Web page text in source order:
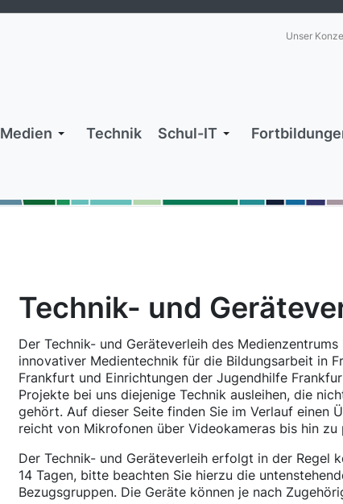
Unser
Medien Technik Schul-IT
Technik- und
Der Technik- und Geräteverleih des
innovativer Medientechnik für die Bildungsarbeit in
Frankfurt und Einrichtungen der Jugendhilfe
Projekte bei uns diejenige Technik ausleihen, die
gehört. Auf dieser Seite finden Sie im Verlauf einen
reicht von Mikrofonen über Videokameras bis hin zu
Der Technik- und Geräteverleih erfolgt in der Regel
14 Tagen, bitte beachten Sie hierzu die
Bezugsgruppen. Die Geräte können je nach